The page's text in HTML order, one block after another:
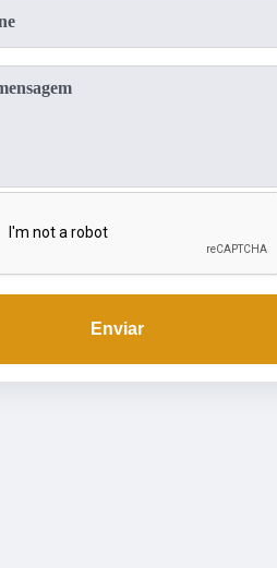
Enviar